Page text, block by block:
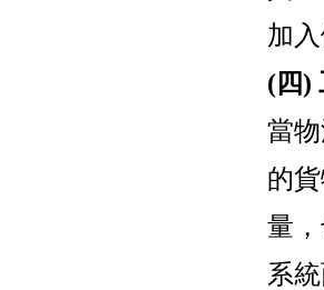
加
(四)
當
的
量
系